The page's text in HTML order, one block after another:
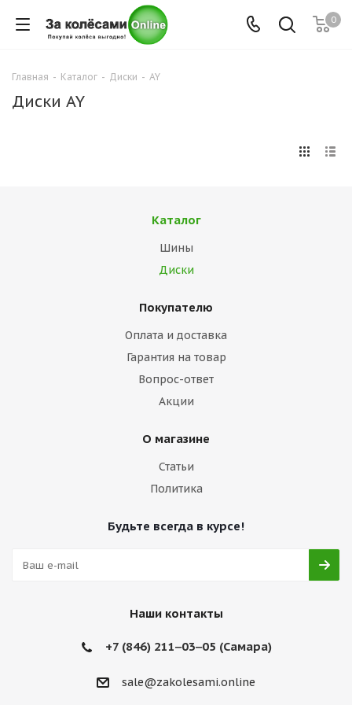
0
Главная - Каталог - Диски - AY
Диски AY
Каталог
Шины
Диски
Покупателю
Оплата и доставка
Гарантия на товар
Вопрос-ответ
Акции
О магазине
Статьи
Политика
Будьте всегда в курсе!
Наши контакты
+7 (846) 211‒03‒05 (Самара)
sale@zakolesami.online